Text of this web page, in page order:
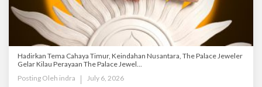
Hadirkan Tema Cahaya Timur, Keindahan Nusantara, The Palace Jeweler
Gelar Kilau Perayaan The Palace Jewel...
Posting Oleh indra July 6, 2026